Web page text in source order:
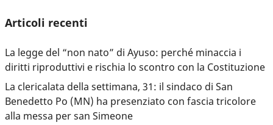
Articoli recenti
La legge del “non nato” di Ayuso: perché minaccia i
diritti riproduttivi e rischia lo scontro con la Costituzione
La clericalata della settimana, 31: il sindaco di San
Benedetto Po (MN) ha presenziato con fascia tricolore
alla messa per san Simeone